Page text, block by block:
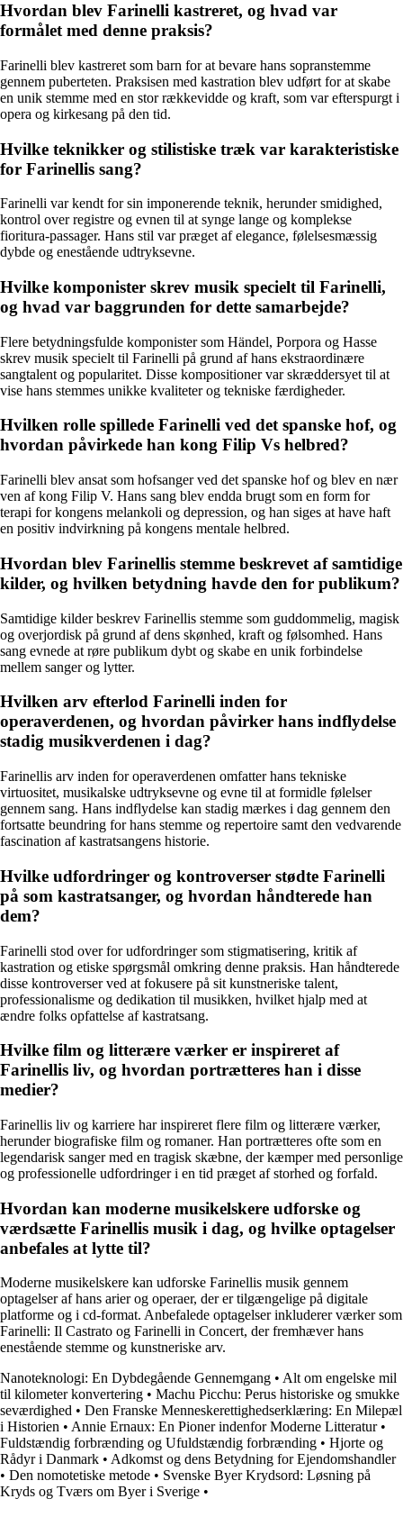
Hvordan blev Farinelli kastreret, og hvad var
formålet med denne praksis?
Farinelli blev kastreret som barn for at bevare hans sopranstemme
gennem puberteten. Praksisen med kastration blev udført for at skabe
en unik stemme med en stor rækkevidde og kraft, som var efterspurgt i
opera og kirkesang på den tid.
Hvilke teknikker og stilistiske træk var karakteristiske
for Farinellis sang?
Farinelli var kendt for sin imponerende teknik, herunder smidighed,
kontrol over registre og evnen til at synge lange og komplekse
fioritura-passager. Hans stil var præget af elegance, følelsesmæssig
dybde og enestående udtryksevne.
Hvilke komponister skrev musik specielt til Farinelli,
og hvad var baggrunden for dette samarbejde?
Flere betydningsfulde komponister som Händel, Porpora og Hasse
skrev musik specielt til Farinelli på grund af hans ekstraordinære
sangtalent og popularitet. Disse kompositioner var skræddersyet til at
vise hans stemmes unikke kvaliteter og tekniske færdigheder.
Hvilken rolle spillede Farinelli ved det spanske hof, og
hvordan påvirkede han kong Filip Vs helbred?
Farinelli blev ansat som hofsanger ved det spanske hof og blev en nær
ven af kong Filip V. Hans sang blev endda brugt som en form for
terapi for kongens melankoli og depression, og han siges at have haft
en positiv indvirkning på kongens mentale helbred.
Hvordan blev Farinellis stemme beskrevet af samtidige
kilder, og hvilken betydning havde den for publikum?
Samtidige kilder beskrev Farinellis stemme som guddommelig, magisk
og overjordisk på grund af dens skønhed, kraft og følsomhed. Hans
sang evnede at røre publikum dybt og skabe en unik forbindelse
mellem sanger og lytter.
Hvilken arv efterlod Farinelli inden for
operaverdenen, og hvordan påvirker hans indflydelse
stadig musikverdenen i dag?
Farinellis arv inden for operaverdenen omfatter hans tekniske
virtuositet, musikalske udtryksevne og evne til at formidle følelser
gennem sang. Hans indflydelse kan stadig mærkes i dag gennem den
fortsatte beundring for hans stemme og repertoire samt den vedvarende
fascination af kastratsangens historie.
Hvilke udfordringer og kontroverser stødte Farinelli
på som kastratsanger, og hvordan håndterede han
dem?
Farinelli stod over for udfordringer som stigmatisering, kritik af
kastration og etiske spørgsmål omkring denne praksis. Han håndterede
disse kontroverser ved at fokusere på sit kunstneriske talent,
professionalisme og dedikation til musikken, hvilket hjalp med at
ændre folks opfattelse af kastratsang.
Hvilke film og litterære værker er inspireret af
Farinellis liv, og hvordan portrætteres han i disse
medier?
Farinellis liv og karriere har inspireret flere film og litterære værker,
herunder biografiske film og romaner. Han portrætteres ofte som en
legendarisk sanger med en tragisk skæbne, der kæmper med personlige
og professionelle udfordringer i en tid præget af storhed og forfald.
Hvordan kan moderne musikelskere udforske og
værdsætte Farinellis musik i dag, og hvilke optagelser
anbefales at lytte til?
Moderne musikelskere kan udforske Farinellis musik gennem
optagelser af hans arier og operaer, der er tilgængelige på digitale
platforme og i cd-format. Anbefalede optagelser inkluderer værker som
Farinelli: Il Castrato og Farinelli in Concert, der fremhæver hans
enestående stemme og kunstneriske arv.
Nanoteknologi: En Dybdegående Gennemgang • Alt om engelske mil
til kilometer konvertering • Machu Picchu: Perus historiske og smukke
seværdighed • Den Franske Menneskerettighedserklæring: En Milepæl
i Historien • Annie Ernaux: En Pioner indenfor Moderne Litteratur•
Fuldstændig forbrænding og Ufuldstændig forbrænding • Hjorte og
Rådyr i Danmark • Adkomst og dens Betydning for Ejendomshandler
• Den nomotetiske metode • Svenske Byer Krydsord: Løsning på
Kryds og Tværs om Byer i Sverige •